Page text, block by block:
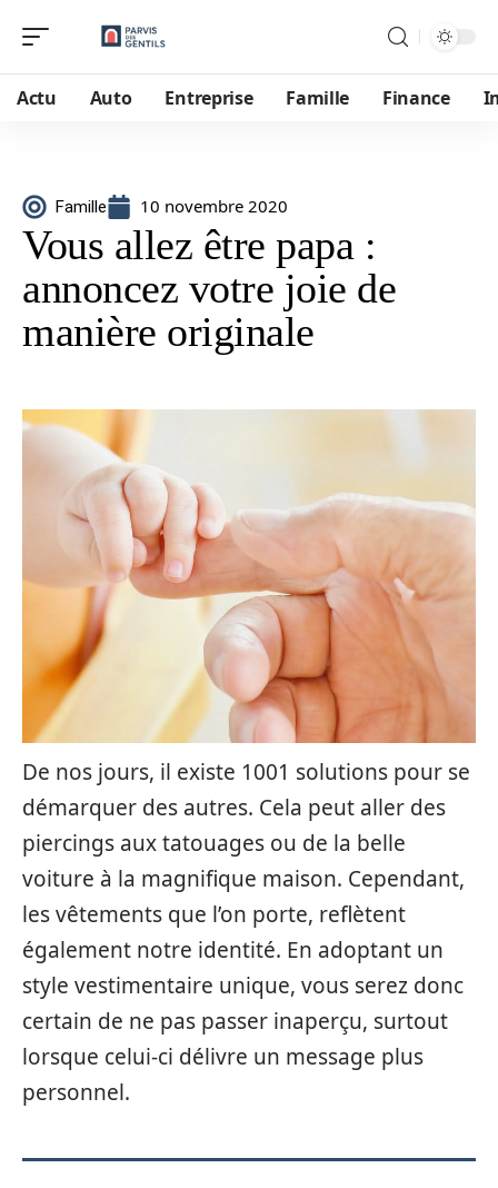
Actu Auto Entreprise Famille Finance
Famille 10 novembre 2020
Vous allez être papa :
annoncez votre joie de
manière originale
De nos jours, il existe 1001 solutions pour se
démarquer des autres. Cela peut aller des
piercings aux tatouages ou de la belle
voiture à la magnifique maison. Cependant,
les vêtements que l’on porte, reflètent
également notre identité. En adoptant un
style vestimentaire unique, vous serez donc
certain de ne pas passer inaperçu, surtout
lorsque celui-ci délivre un message plus
personnel.